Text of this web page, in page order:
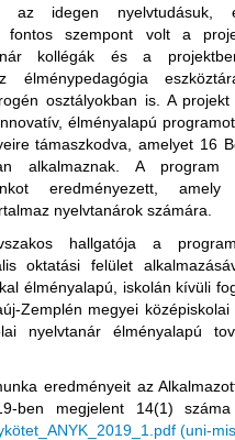
az idegen nyelvtudásuk,
fontos szempont volt a
kollégák és a
élménypedagógia
osztályokban is. A
élményalapú
támaszkodva, amelyet 16
alkalmaznak. A program
eredményezett, amely
nyelvtanárok számára.
hallgatója a
oktatási felület
élményalapú, iskolán kívüli
Zemplén megyei
nyelvtanár élményalapú
eredményeit az
ben megjelent 14(1) száma
(uni-